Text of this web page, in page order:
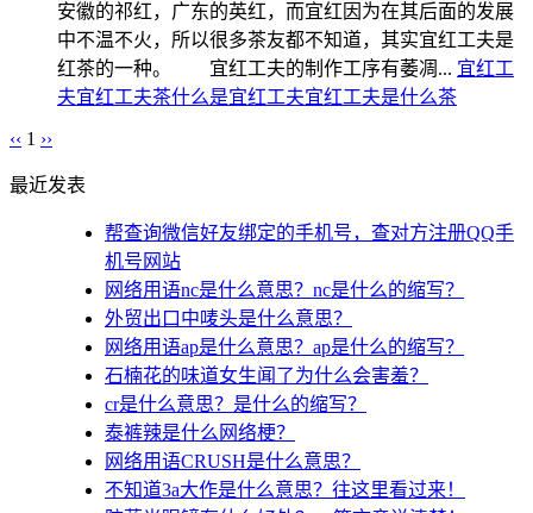
安徽的祁红，广东的英红，而宜红因为在其后面的发展
中不温不火，所以很多茶友都不知道，其实宜红工夫是
红茶的一种。 宜红工夫的制作工序有萎凋... 宜红工
夫宜红工夫茶什么是宜红工夫宜红工夫是什么茶
‹‹ 1 ››
最近发表
帮查询微信好友绑定的手机号，查对方注册QQ手
机号网站
网络用语nc是什么意思？nc是什么的缩写？
外贸出口中唛头是什么意思？
网络用语ap是什么意思？ap是什么的缩写？
石楠花的味道女生闻了为什么会害羞？
cr是什么意思？是什么的缩写？
泰裤辣是什么网络梗？
网络用语CRUSH是什么意思？
不知道3a大作是什么意思？往这里看过来！